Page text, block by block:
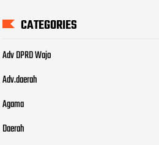
CATEGORIES
Adv DPRD Wajo
Adv.daerah
Agama
Daerah